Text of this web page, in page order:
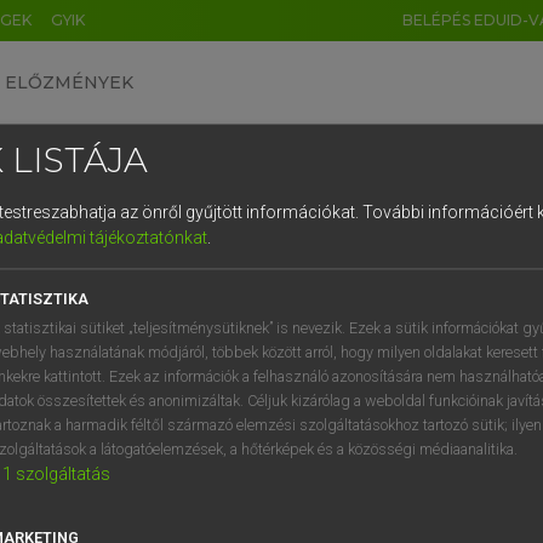
GYIK BELÉPÉS EDUID-
ELŐZMÉNYEK
szótár
VAN ELŐFIZETÉSED?
megtekintéséhez.
LISTÁJA
az önről gyűjtött információkat. További információért
tájékoztatónkat.
statisztikai sütiket „teljesítménysütiknek” is nevezik. Ezek a sütik információkat
használatának módjáról, többek között arról, hogy milyen oldalakat keresett
kattintott. Ezek az információk a felhasználó azonosítására nem
összesítettek és anonimizáltak. Céljuk kizárólag a weboldal funkcióinak
a harmadik féltől származó elemzési szolgáltatásokhoz tartozó sütik;
a látogatóelemzések, a hőtérképek és a közösségi médiaanalitika.
1 szolgáltatás
DE CN FR ES IT NL
1 2 3 4 5 6 7 8 9
q w e r t z u i
a s d f g h j k l é
í y x c v b n m , .